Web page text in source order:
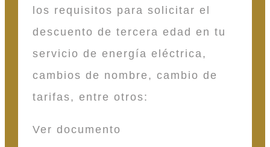
los requisitos para solicitar el
descuento de tercera edad en tu
servicio de energía eléctrica,
cambios de nombre, cambio de
tarifas, entre otros:
Ver documento